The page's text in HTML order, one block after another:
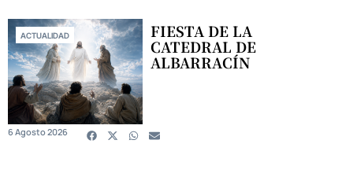
ACTUALIDAD FIESTA DE LA
CATEDRAL DE
ALBARRACÍN
6 Agosto 2026